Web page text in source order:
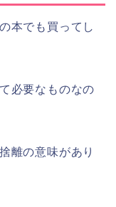
本でも買ってし
必要なものなの
離の意味があり